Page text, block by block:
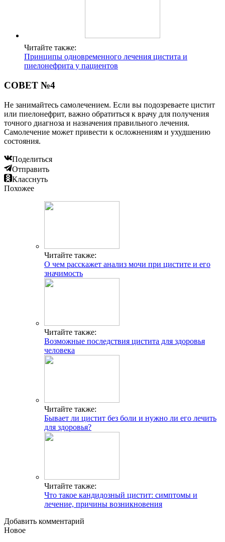
Читайте также:
Принципы одновременного лечения цистита и
пиелонефрита у пациентов
СОВЕТ №4
Не занимайтесь самолечением. Если вы подозреваете цистит
или пиелонефрит, важно обратиться к врачу для получения
точного диагноза и назначения правильного лечения.
Самолечение может привести к осложнениям и ухудшению
состояния.
Поделиться
Отправить
Класснуть
Похожее
Читайте также:
О чем расскажет анализ мочи при цистите и его
значимость
Читайте также:
Возможные последствия цистита для здоровья
человека
Читайте также:
Бывает ли цистит без боли и нужно ли его лечить
для здоровья?
Читайте также:
Что такое кандидозный цистит: симптомы и
лечение, причины возникновения
Добавить комментарий
Новое